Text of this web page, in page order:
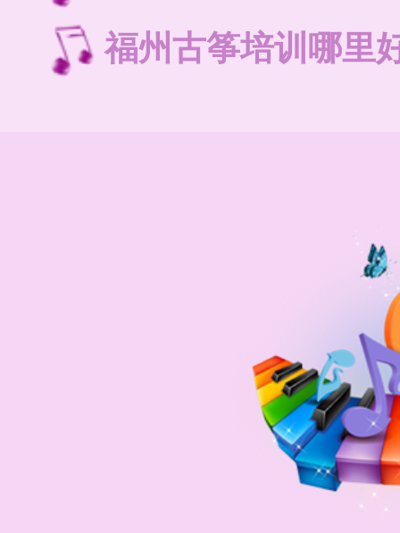
福州古筝培训哪里